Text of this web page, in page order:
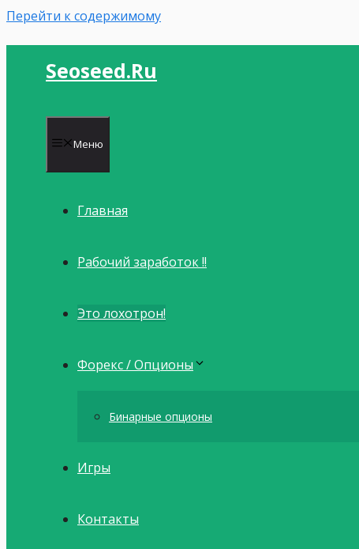
Перейти к содержимому
Seoseed.ru
Меню
Главная
Рабочий заработок !!
Это лохотрон!
Форекс / Опционы
Бинарные опционы
Игры
Контакты